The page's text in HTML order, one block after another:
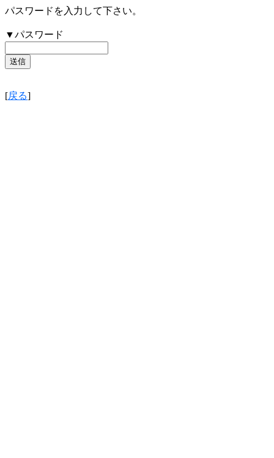
パスワードを入力して下さい。
▼パスワード
[戻る]